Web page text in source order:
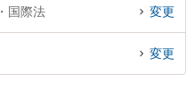
国際法 変更
変更